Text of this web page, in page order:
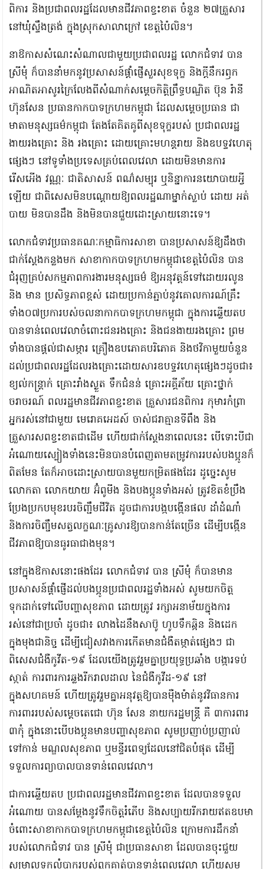
ពិការ និងប្រជាពលរដ្ឋដែលមានជីវភាពខ្វះខាត ចំនួន ២៧គ្រួសារ
នៅឃុំស្ទឹងត្រង់ ក្នុងស្រុកសាលាក្រៅ ខេត្តប៉ៃលិន។
នាឱកាសសំណេះសំណាលជាមួយប្រជាពលរដ្ឋ លោកជំទាវ បាន
ស្រីមុំ ក៏បាននាំមកនូវប្រសាសន៍ផ្ដាំផ្ញើសួរសុខទុក្ខ និងក្ដីនឹករឭក
អាណិតអាសូរក្រៃលែងពីសំណាក់សម្ដេចកិត្តិព្រឹទ្ធបណ្ឌិត ប៊ុន រ៉ានី
ហ៊ុនសែន ប្រធានកាកបាទក្រហមកម្ពុជា ដែលសម្ដេចប្រធាន ជា
មាតាមនុស្សធម៌កម្ពុជា តែងតែគិតគូពីសុខទុក្ខរបស់ ប្រជាពលរដ្ឋ
ងាយរងគ្រោះ និង រងគ្រោះ ដោយគ្រោះមហន្តរាយ និងឧបទ្ទវហេតុ
ផ្សេងៗ នៅទូទាំងប្រទេសគ្រប់ពេលវេលា ដោយមិនមានការ
រើសអើង វណ្ណៈ ជាតិសាសន៍ ពណ៌សម្បុរ ឬនិន្នាការនយោបាយអ្វី
ឡើយ ជាពិសេសមិនបណ្តោយឱ្យពលរដ្ឋណាម្នាក់ស្លាប់ ដោយ អត់
បាយ មិនបានដឹង និងមិនបានជួយដោះស្រាយនោះទេ។
លោកជំទាវប្រធានគណៈកម្មាធិការសាខា បានប្រសាសន៍ឱ្យដឹងថា
ជាក់ស្តែងកន្លងមក សាខាកាកបាទក្រហមកម្ពុជាខេត្តប៉ៃលិន បាន
ជំរុញគ្រប់សកម្មភាពការងារមនុស្សធម៌ ឱ្យអនុវត្តន៍ទៅដោយរលូន
និង មាន ប្រសិទ្ធភាពខ្ពស់ ដោយប្រកាន់ភ្ជាប់នូវគោលការណ៍គ្រឹះ
ទាំង០៧ប្រការបស់ចលនាកាកបាទក្រហមកម្ពុជា ក្នុងការឆ្លើយតប
បានទាន់ពេលវេលាចំពោះជនរងគ្រោះ និងជនងាយរងគ្រោះ ព្រម
ទាំងបានផ្តល់ជាសម្ភារ គ្រឿងឧបភោគបរិភោគ និងថវិកាមួយចំនួន
ដល់ប្រជាពលរដ្ឋដែលរងគ្រោះដោយសារឧបទ្ទវហេតុផ្សេងៗដូចជា៖
ខ្យល់កន្ត្រាក់ គ្រោះរាំងស្ងួត ទឹកជំនន់ គ្រោះអគ្គីភ័យ គ្រោះថ្នាក់
ចរាចរណ៍ ពលរដ្ឋមានជីវភាពខ្វះខាត គ្រួសារជនពិការ កុមារកំព្រា
អ្នករស់នៅជាមួយ មេរោគអេដស៍ ចាស់ជរាគ្មានទីពឹង និង
គ្រួសារសពខ្វះខាតជាដើម ហើយជាក់ស្តែងនាពេលនេះ បើទោះបីជា
អំណោយស្បៀងទាំងនេះមិនបានបំពេញតាមតម្រូវការរបស់បងប្អូនក៏
ពិតមែន តែក៏អាចដោះស្រាយបានមួយកម្រិតផងដែរ ដូច្នេះសូម
លោកតា លោកយាយ អ៊ំពូមីង និងបងប្អូនទាំងអស់ ត្រូវខិតខំប្រឹង
ប្រែងប្រកបមុខរបរចិញ្ជឹមជីវិត ដូចជាការបង្កបង្កើនផល ដាំដំណាំ
និងការចិញ្ចឹមសត្វលក្ខណៈគ្រូសារឱ្យបានកាន់តែច្រើន ដើម្បីបង្កើន
ជីវភាពឱ្យបានធូរធាជាងមុន។
នៅក្នុងឱកាសនោះផងដែរ លោកជំទាវ បាន ស្រីមុំ ក៏បានមាន
ប្រសាសន៍ផ្តាំផ្ញើដល់បងប្អូនប្រជាពលរដ្ឋទាំងអស់ សូមយកចិត្ត
ទុកដាក់ទៅលើបញ្ហាសុខភាព ដោយត្រូវ រក្សាអនាម័យក្នុងការ
រស់នៅជាប្រចាំ ដូចជា៖ លាងដៃនឹងសាប៊ូ ហូបទឹកឆ្អិន និងដេក
ក្នុងមុងជានិច្ច ដើម្បីជៀសវាងការកើតមានជំងឺតម្កាត់ផ្សេងៗ ជា
ពិសេសជំងឺកូវីត-១៩ ដែលយើងត្រូវរួមគ្នាប្រយុទ្ធប្រឆាំង បង្ការទប់
ស្កាត់ ការពារការឆ្លងរីករាលដាល នៃជំងឺកូវីដ-១៩ នៅ
ក្នុងសហគមន៍ ហើយត្រូវរួមគ្នាអនុវត្តឱ្យបានម៉ឺងម៉ាត់នូវវិធានការ
ការពាររបស់សម្តេចតេជោ ហ៊ុន សែន នាយករដ្ឋមន្ត្រី គឺ ៣ការពារ
៣កុំ ក្នុងនោះបើបងប្អូនមានបញ្ហាសុខភាព សូមប្រញាប់ប្រញាល់
ទៅកាន់ មណ្ឌលសុខភាព ឬមន្ទីរពេទ្យដែលនៅជិតបំផុត ដើម្បី
ទទួលការព្យាបាលបានទាន់ពេលវេលា។
ជាការឆ្លើយតប ប្រជាពលរដ្ឋមានជីវភាពខ្វះខាត ដែលបានទទួល
អំណោយ បានសម្តែងនូវទឹកចិត្តរំភើប និងសប្បាយរីករាយឥតឧបមា
ចំពោះសាខាកាកបាទក្រហមកម្ពុជាខេត្តប៉ៃលិន ក្រោមការដឹកនាំ
របស់លោកជំទាវ បាន ស្រីមុំ ជាប្រធានសាខា ដែលបានចុះជួយ
សម្រាលទុក្ខលំបាករបស់ពួកគាត់បានទាន់ពេលវេលា ហើយសូម